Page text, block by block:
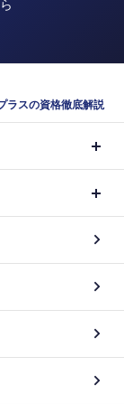
ラスの資格徹底解説